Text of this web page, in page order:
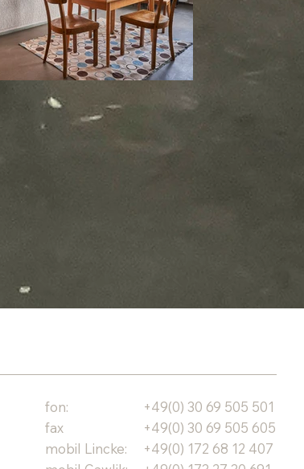
+49(0) 30 69 505 501
+49(0) 30 69 505 605
+49(0) 172 68 12 407
fon:
fax
mobil Lincke: